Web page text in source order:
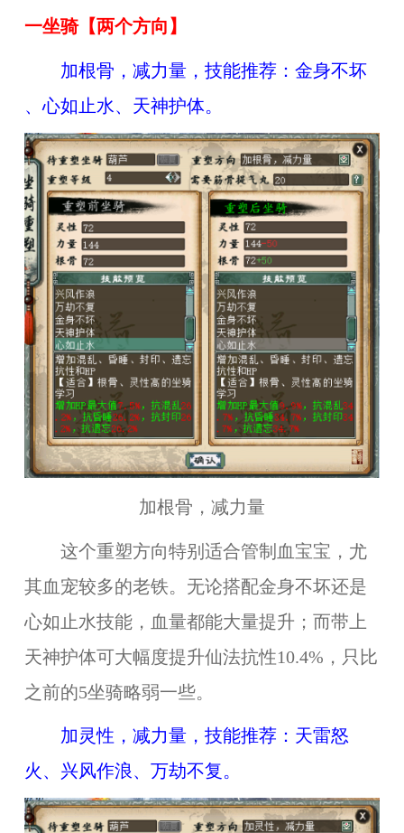
一坐骑【两个方向】
加根骨，减力量， 技能推荐：金身不坏
、心如止水、天神护体。
加根骨，减力量
这个重塑方向特别适合管制血宝宝，尤
其血宠较多的老铁。无论搭配金身不坏还是
心如止水技能，血量都能大量提升；而带上
天神护体可大幅度提升仙法抗性10.4%，只比
之前的5坐骑略弱一些。
加灵性，减力量， 技能推荐： 天雷怒
火、兴风作浪、 万劫不复。